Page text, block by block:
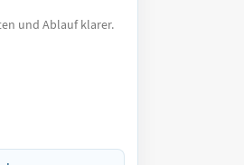
und Ablauf klarer.